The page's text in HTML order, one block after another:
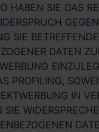
HABEN SIE DAS
SIE
DATEN
PROFILING,
IN
SIE